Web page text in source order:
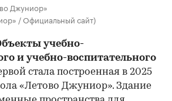
Джуниор»
/ Официальный сайт)
учебно-
и учебно-воспитательного
стала построенная в 2025
«Летово Джуниор». Здание